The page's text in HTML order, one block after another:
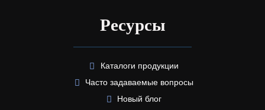
Ресурсы
Каталоги продукции
Часто задаваемые вопросы
Новый блог